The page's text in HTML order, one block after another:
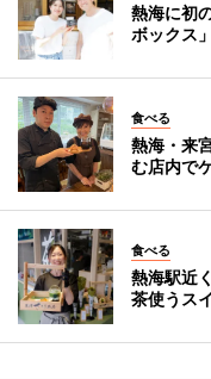
熱海に初
ボックス
食べる
熱海・来
む店内で
食べる
熱海駅近
茶使うス